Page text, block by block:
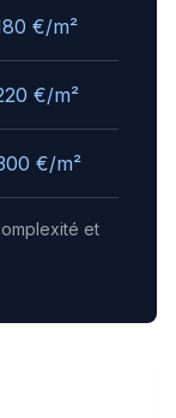
€/m²
€/m²
€/m²
et